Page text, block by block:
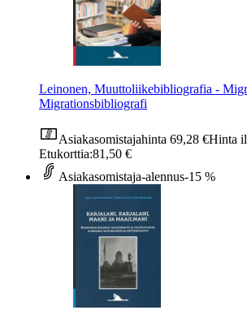
Leinonen, Muuttoliikebibliografia -
Migrationsbibliografi
Asiakasomistajahinta 69,28 €Hinta
Etukorttia:81,50 €
Asiakasomistaja-alennus-15 %